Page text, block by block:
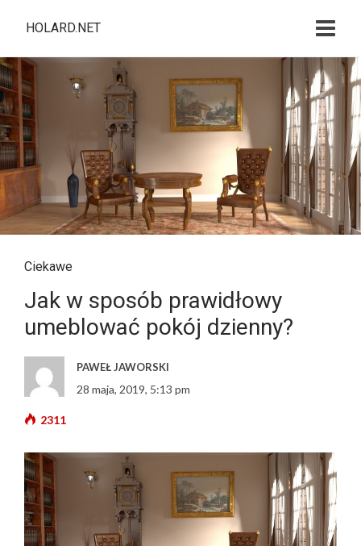
HOLARD.NET
Ciekawe
Jak w sposób prawidłowy
umeblować pokój dzienny?
PAWEŁ JAWORSKI
28 maja, 2019, 5:13 pm
2311